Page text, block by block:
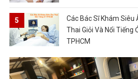
Các Bác Sĩ Khám Siêu
Thai Giỏi Và Nổi Tiếng
TPHCM